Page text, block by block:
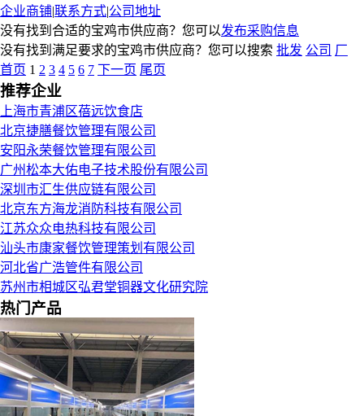
企业商铺|联系方式|公司地址
没有找到合适的宝鸡市供应商？您可以发布采购信息
没有找到满足要求的宝鸡市供应商？您可以搜索 批发 公司 厂
首页 1 2 3 4 5 6 7 下一页 尾页
推荐企业
上海市青浦区蓓远饮食店
北京捷膳餐饮管理有限公司
安阳永荣餐饮管理有限公司
广州松本大佑电子技术股份有限公司
深圳市汇生供应链有限公司
北京东方海龙消防科技有限公司
江苏众众电热科技有限公司
汕头市康家餐饮管理策划有限公司
河北省广浩管件有限公司
苏州市相城区弘君堂铜器文化研究院
热门产品